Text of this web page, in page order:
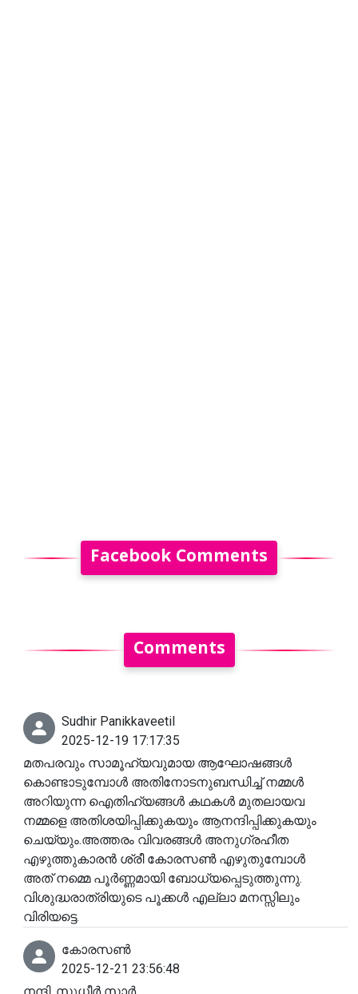
Facebook Comments
Comments
Sudhir Panikkaveetil
2025-12-19 17:17:35
മതപരവും സാമൂഹ്യവുമായ ആഘോഷങ്ങൾ
കൊണ്ടാടുമ്പോൾ അതിനോടനുബന്ധിച്ച് നമ്മൾ
അറിയുന്ന ഐതിഹ്യങ്ങൾ കഥകൾ മുതലായവ
നമ്മളെ അതിശയിപ്പിക്കുകയും ആനന്ദിപ്പിക്കുകയും
ചെയ്യും.അത്തരം വിവരങ്ങൾ അനുഗ്രഹീത
എഴുത്തുകാരൻ ശ്രീ കോരസൺ എഴുതുമ്പോൾ
അത് നമ്മെ പൂർണ്ണമായി ബോധ്യപ്പെടുത്തുന്നു.
വിശുദ്ധരാത്രിയുടെ പൂക്കൾ എല്ലാ മനസ്സിലും
വിരിയട്ടെ.
കോരസൺ
2025-12-21 23:56:48